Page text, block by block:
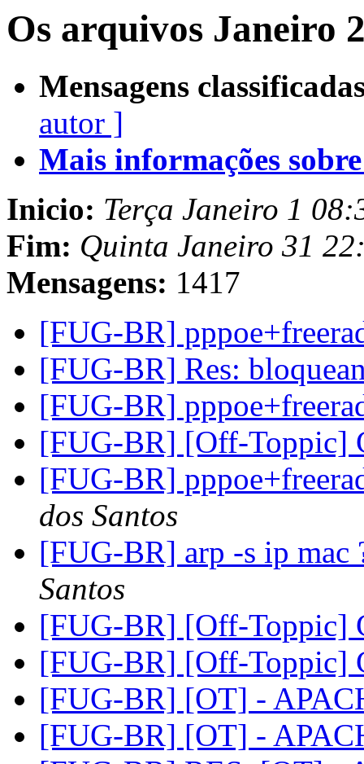
Os arquivos Janeiro
Mensagens
autor ]
Mais informações
Inicio: Terça Janeiro 1
Fim: Quinta Janeiro 31
Mensagens: 1417
[FUG-BR]
[FUG-BR] Res:
[FUG-BR]
[FUG-BR] [Off-Toppic]
[FUG-BR]
dos Santos
[FUG-BR] arp -s ip mac
Santos
[FUG-BR] [Off-Toppic]
[FUG-BR] [Off-Toppic]
[FUG-BR] [OT] -
[FUG-BR] [OT] -